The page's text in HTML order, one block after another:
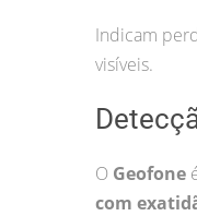
Indicam
visíveis.
O Geofone
com